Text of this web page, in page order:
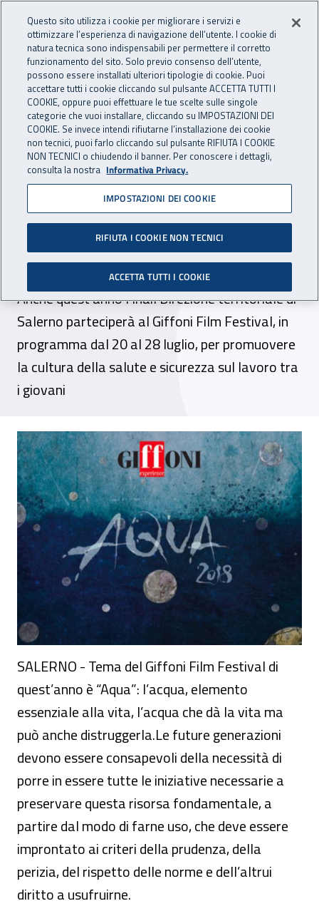
INAIL - Istituto Nazionale
Apri cerca
Navigazione principale
Navigazione - Ti trovi in:
Home Inail comunica News
12 luglio 2018
L’Inail presente al Giffoni
Film Festival con due
spettacoli teatrali
Anche quest’anno l’Inail Direzione territoriale di
Salerno parteciperà al Giffoni Film Festival, in
programma dal 20 al 28 luglio, per promuovere
la cultura della salute e sicurezza sul lavoro tra
i giovani
L’Inail presente al Giffoni Film Festival
SALERNO - Tema del Giffoni Film Festival di
quest’anno è “Aqua”: l’acqua, elemento
essenziale alla vita, l’acqua che dà la vita ma
può anche distruggerla.Le future generazioni
devono essere consapevoli della necessità di
porre in essere tutte le iniziative necessarie a
preservare questa risorsa fondamentale, a
partire dal modo di farne uso, che deve essere
improntato ai criteri della prudenza, della
perizia, del rispetto delle norme e dell’altrui
diritto a usufruirne.
Questo sito utilizza i cookie per migliorare i servizi e
ottimizzare l’esperienza di navigazione dell’utente. I cookie di
natura tecnica sono indispensabili per permettere il corretto
funzionamento del sito. Solo previo consenso dell’utente,
possono essere installati ulteriori tipologie di cookie. Puoi
accettare tutti i cookie cliccando sul pulsante ACCETTA TUTTI I
COOKIE, oppure puoi effettuare le tue scelte sulle singole
categorie che vuoi installare, cliccando su IMPOSTAZIONI DEI
COOKIE. Se invece intendi rifiutarne l’installazione dei cookie
non tecnici, puoi farlo cliccando sul pulsante RIFIUTA I COOKIE
NON TECNICI o chiudendo il banner. Per conoscere i dettagli,
consulta la nostra Informativa Privacy.
IMPOSTAZIONI DEI COOKIE
RIFIUTA I COOKIE NON TECNICI
ACCETTA TUTTI I COOKIE